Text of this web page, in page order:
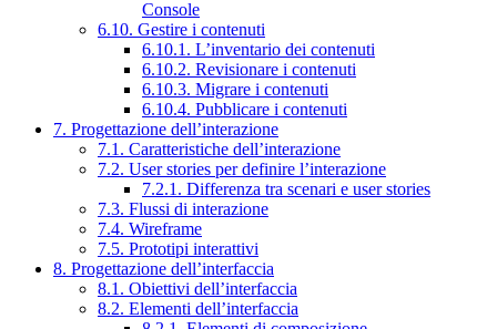
Console
6.10. Gestire i contenuti
6.10.1. L’inventario dei contenuti
6.10.2. Revisionare i contenuti
6.10.3. Migrare i contenuti
6.10.4. Pubblicare i contenuti
7. Progettazione dell’interazione
7.1. Caratteristiche dell’interazione
7.2. User stories per definire l’interazione
7.2.1. Differenza tra scenari e user stories
7.3. Flussi di interazione
7.4. Wireframe
7.5. Prototipi interattivi
8. Progettazione dell’interfaccia
8.1. Obiettivi dell’interfaccia
8.2. Elementi dell’interfaccia